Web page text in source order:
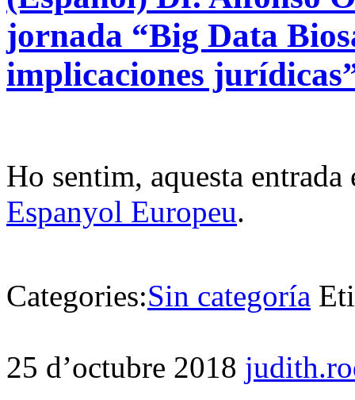
jornada “Big Data
implicaciones
Ho sentim, aquesta
Espanyol Europeu.
Categories:Sin categoría
25 d’octubre 2018